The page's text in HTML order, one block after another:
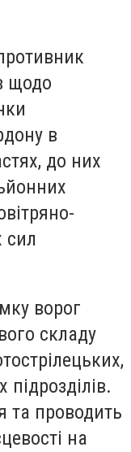
щодо
в
до них
сил
ворог
складу
та проводить
на